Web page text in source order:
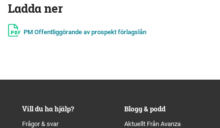
Ladda ner
PM Offentliggörande av prospekt förlagslån
Vill du ha hjälp?
Frågor & svar
Blogg & podd
Aktuellt Från Avanza